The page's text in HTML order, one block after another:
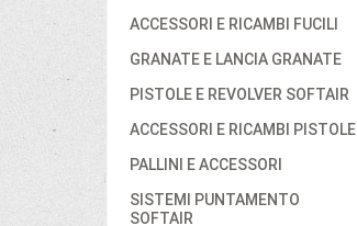
ACCESSORI E RICAMBI FUCILI
GRANATE E LANCIA GRANATE
PISTOLE E REVOLVER SOFTAIR
ACCESSORI E RICAMBI PISTOLE
PALLINI E ACCESSORI
SISTEMI PUNTAMENTO
SOFTAIR